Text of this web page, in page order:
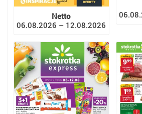
Netto
06.08.2026 – 12.08.2026